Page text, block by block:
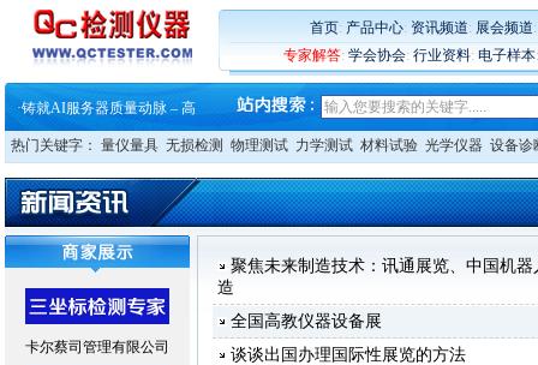
首页: 产品中心: 资讯频道: 展会频道
专家解答: 学会协会: 行业资料: 电子样本
蔡司软件 | 高效变形分析能
·铸就AI服务器质量动脉 – 高
·铸就AI服务器质量动脉 – 高
·ZEISS BOSELLO ADR 让内部缺
·蔡司和亿纬锂能达成战略合作
·大牌云集 买家升级 ——26
·蔡司软件 | 高效变形分析能
·铸就AI服务器质量动脉 – 高
·铸就AI服务器质量动脉 – 高
ZEISS BOSELLO ADR 让内部缺
蔡司和亿纬锂能达成战略合作
大牌云集 买家升级 ——26
热门关键字： 量仪量具 无损检测 物理测试 力学测试 材料试验 光学仪器 设备诊
卡尔蔡司管理有限公司
聚焦未来制造技术：讯通展览、中国机
造
全国高教仪器设备展
谈谈出国办理国际性展览的方法